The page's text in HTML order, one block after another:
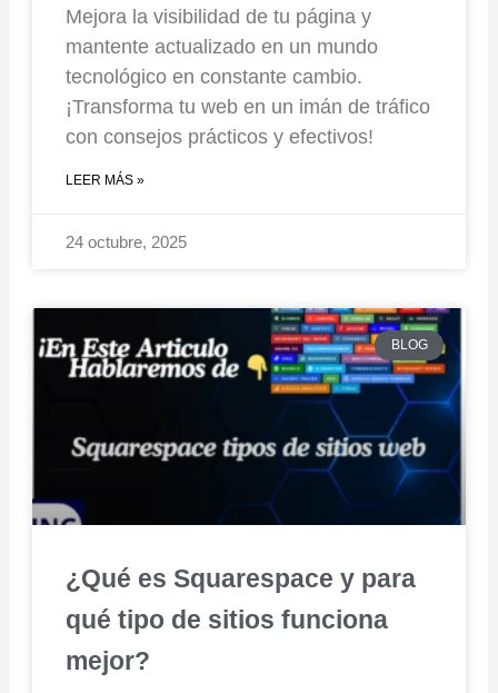
Mejora la visibilidad de tu página y
mantente actualizado en un mundo
tecnológico en constante cambio.
¡Transforma tu web en un imán de tráfico
con consejos prácticos y efectivos!
LEER MÁS »
24 octubre, 2025
BLOG
¿Qué es Squarespace y para
qué tipo de sitios funciona
mejor?